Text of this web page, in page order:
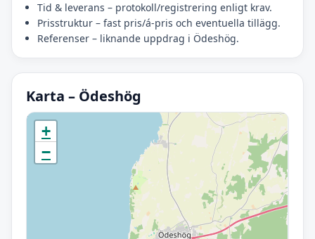
Tid & leverans – protokoll/registrering enligt krav.
Prisstruktur – fast pris/á-pris och eventuella tillägg.
Referenser – liknande uppdrag i Ödeshög.
Karta – Ödeshög
Initierar karta…
+
−